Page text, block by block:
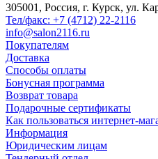
305001, Россия, г. Курск, ул.
Тел/факс: +7 (4712) 22-2116
info@salon2116.ru
Покупателям
Доставка
Способы оплаты
Бонусная программа
Возврат товара
Подарочные сертификаты
Как пользоваться интернет-
Информация
Юридическим лицам